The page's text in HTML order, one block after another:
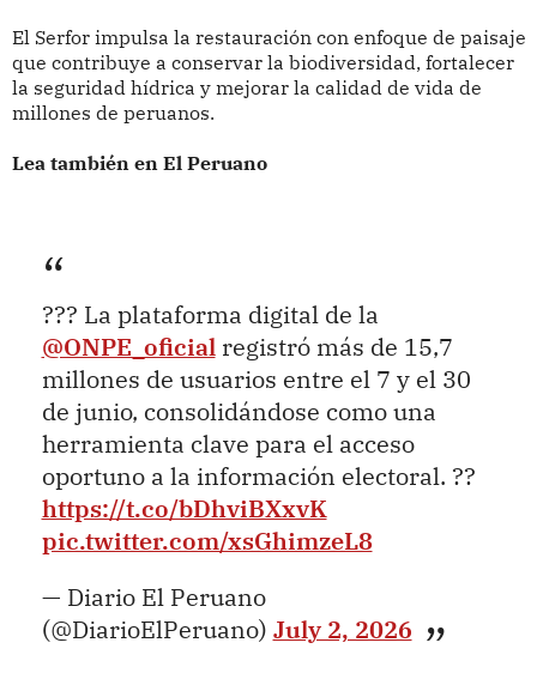
El Serfor impulsa la restauración con enfoque de paisaje
que contribuye a conservar la biodiversidad, fortalecer
la seguridad hídrica y mejorar la calidad de vida de
millones de peruanos.
Lea también en El Peruano
??? La plataforma digital de la
@ONPE_oficialregistró más de 15,7
millones de usuarios entre el 7 y el 30
de junio, consolidándose como una
herramienta clave para el acceso
oportuno a la información electoral. ??
https://t.co/bDhviBXxvK
pic.twitter.com/xsGhimzeL8
— Diario El Peruano
(@DiarioElPeruano) July 2, 2026